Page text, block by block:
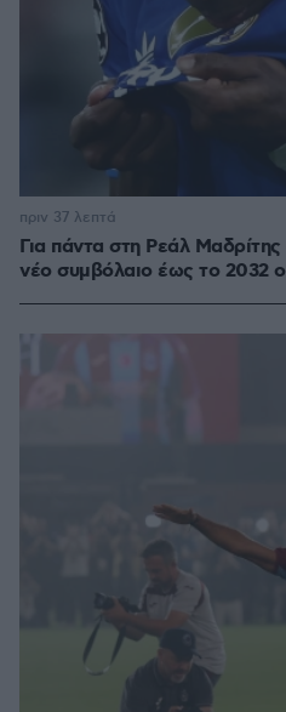
Για πάντα στη Ρεάλ
νέο συμβόλαιο έως το 2032 ο
πριν 37 λεπτά